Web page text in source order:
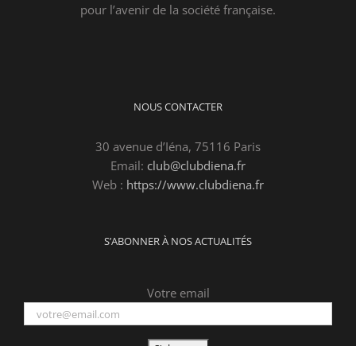
pour l’avenir de la société française.
NOUS CONTACTER
30 avenue d’Iéna, 75116 Paris
Email: club@clubdiena.fr
Web : https://www.clubdiena.fr
S’ABONNER À NOS ACTUALITÉS
Votre email